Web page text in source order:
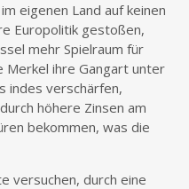
eigenen Land auf keinen
Europolitik gestoßen,
mehr Spielraum für
Merkel ihre Gangart unter
indes verschärfen,
höhere Zinsen am
bekommen, was die
versuchen, durch eine